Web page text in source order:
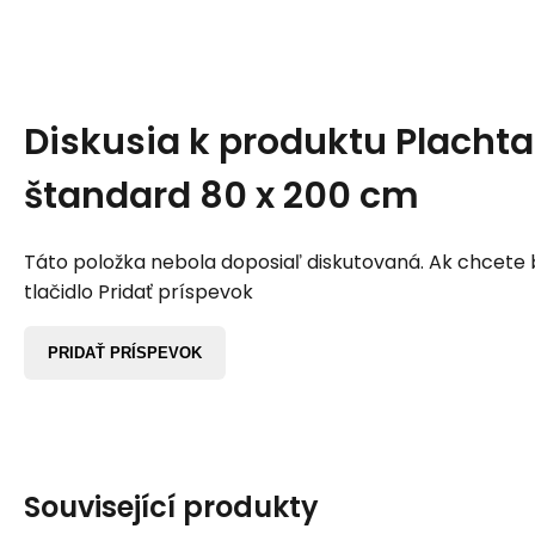
Diskusia k produktu
štandard 80 x 200 cm
Táto položka nebola doposiaľ diskutovaná. Ak chcete
tlačidlo Pridať príspevok
PRIDAŤ PRÍSPEVOK
Související produkty